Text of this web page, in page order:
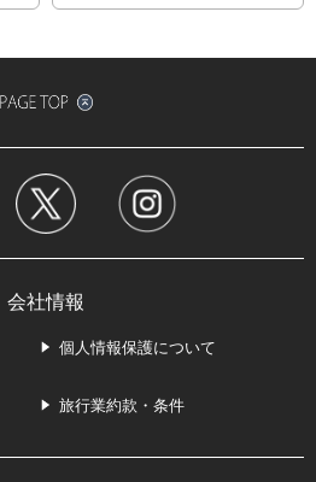
会社情報
個人情報保護について
旅行業約款・条件